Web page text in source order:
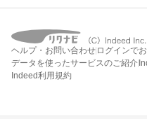
ヘルプ・お問い合わせ ログインで
データを使ったサービスのご紹介
Indeed利用規約